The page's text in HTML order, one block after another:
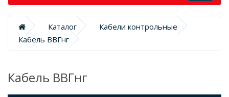
Каталог
Кабели контрольные
Кабель ВВГнг
Кабель ВВГнг